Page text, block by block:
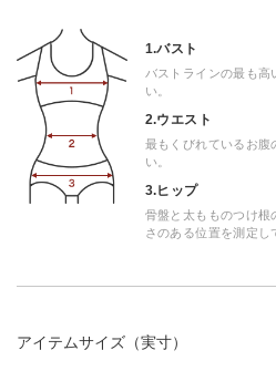
1.バスト
バストラインの最も高
い。
2.ウエスト
最もくびれているお腹
い。
3.ヒップ
骨盤と太もものつけ根
さのある位置を測定し
アイテムサイズ（実寸）